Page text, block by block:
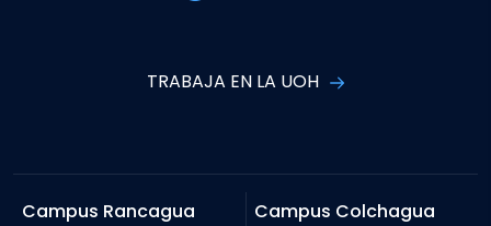
TRABAJA EN LA UOH
Campus Rancagua
Campus Colchagua